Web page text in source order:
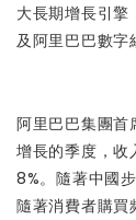
大長期增長引擎
及阿里巴巴數字
阿里巴巴集團首
增長的季度，收
8%。隨著中國
隨著消費者購買